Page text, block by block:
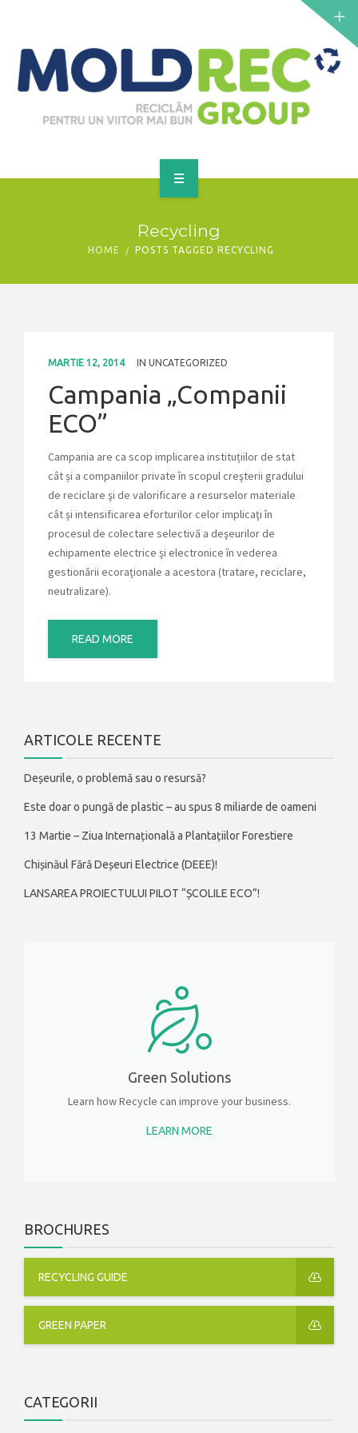
SERVICII
PUNCTE DE COLECTARE
CONTACT
GET A QUOTE
Recycling
HOME POSTS TAGGED RECYCLING
MARTIE 12, 2014 IN UNCATEGORIZED
Campania „Companii
ECO”
Campania are ca scop implicarea instituțiilor de stat
cât și a companiilor private în scopul creşterii gradului
de reciclare şi de valorificare a resurselor materiale
cât și intensificarea eforturilor celor implicaţi în
procesul de colectare selectivă a deşeurilor de
echipamente electrice şi electronice în vederea
gestionării ecoraţionale a acestora (tratare, reciclare,
neutralizare).
READ MORE
ARTICOLE RECENTE
Deșeurile, o problemă sau o resursă?
Este doar o pungă de plastic – au spus 8 miliarde de oameni
13 Martie – Ziua Internațională a Plantațiilor Forestiere
Chișinăul Fără Deșeuri Electrice (DEEE)!
LANSAREA PROIECTULUI PILOT “ȘCOLILE ECO”!
Green Solutions
Learn how Recycle can improve your business.
LEARN MORE
BROCHURES
RECYCLING GUIDE
GREEN PAPER
CATEGORII